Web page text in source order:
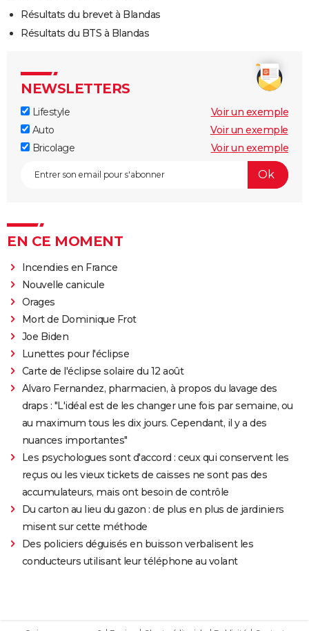
Résultats du brevet à Blandas
Résultats du BTS à Blandas
NEWSLETTERS
Lifestyle
Voir un exemple
Auto
Voir un exemple
Bricolage
Voir un exemple
EN CE MOMENT
Incendies en France
Nouvelle canicule
Orages
Mort de Dominique Frot
Joe Biden
Lunettes pour l'éclipse
Carte de l'éclipse solaire du 12 août
Alvaro Fernandez, pharmacien, à propos du lavage des
draps : "L'idéal est de les changer une fois par semaine, ou
au maximum tous les dix jours. Cependant, il y a des
nuances importantes"
Les psychologues sont d'accord : ceux qui conservent les
reçus ou les vieux tickets de caisses ne sont pas des
accumulateurs, mais ont besoin de contrôle
Du carton au lieu du gazon : de plus en plus de jardiniers
misent sur cette méthode
Des policiers déguisés en buisson verbalisent les
conducteurs utilisant leur téléphone au volant